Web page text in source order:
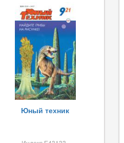
Юный техник